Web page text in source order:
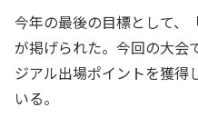
今年の最後の目標として、
が掲げられた。今回の大会
ジアル出場ポイントを獲得
いる。